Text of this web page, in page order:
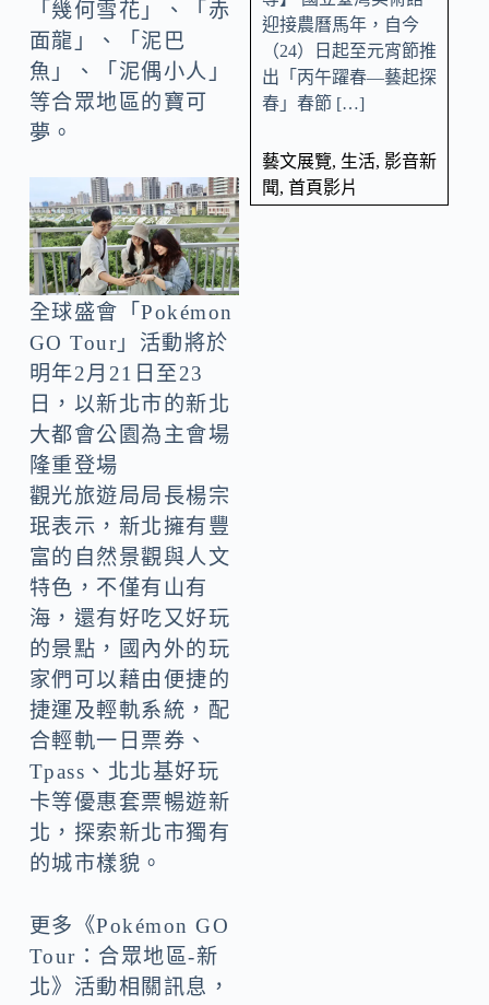
「幾何雪花」、「赤
面龍」、「泥巴
魚」、「泥偶小人」
等合眾地區的寶可
夢。
全球盛會「Pokémon
GO Tour」活動將於
明年2月21日至23
日，以新北市的新北
大都會公園為主會場
隆重登場
觀光旅遊局局長楊宗
珉表示，新北擁有豐
富的自然景觀與人文
特色，不僅有山有
海，還有好吃又好玩
的景點，國內外的玩
家們可以藉由便捷的
捷運及輕軌系統，配
合輕軌一日票券、
Tpass、北北基好玩
卡等優惠套票暢遊新
北，探索新北市獨有
的城市樣貌。
更多《Pokémon GO
Tour：合眾地區-新
北》活動相關訊息，
迎接農曆馬年，自今
（24）日起至元宵節推
出「丙午躍春—藝起探
春」春節 […]
藝文展覽, 生活, 影音新
聞, 首頁影片